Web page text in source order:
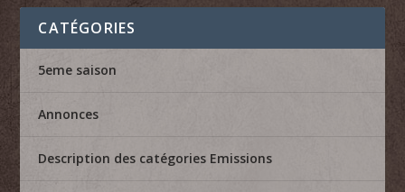
CATÉGORIES
5eme saison
Annonces
Description des catégories Emissions